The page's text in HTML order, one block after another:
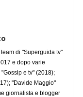
di "Superguida tv"
e dopo varie
e tv" (2018);
"Davide Maggio"
giornalista e blogger